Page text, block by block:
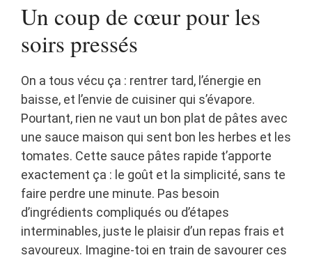
Un coup de cœur pour les
soirs pressés
On a tous vécu ça : rentrer tard, l’énergie en
baisse, et l’envie de cuisiner qui s’évapore.
Pourtant, rien ne vaut un bon plat de pâtes avec
une sauce maison qui sent bon les herbes et les
tomates. Cette sauce pâtes rapide t’apporte
exactement ça : le goût et la simplicité, sans te
faire perdre une minute. Pas besoin
d’ingrédients compliqués ou d’étapes
interminables, juste le plaisir d’un repas frais et
savoureux. Imagine-toi en train de savourer ces